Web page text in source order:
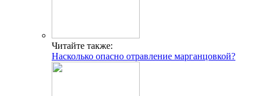
Читайте также:
Насколько опасно отравление марганцовкой?